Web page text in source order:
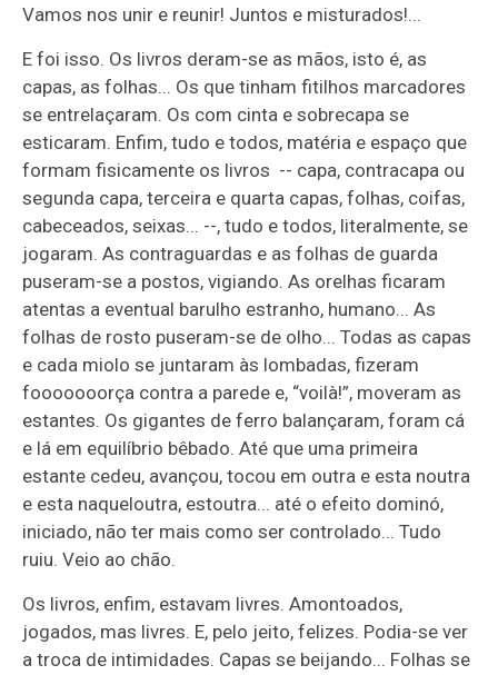
Vamos nos unir e reunir! Juntos e misturados!...
E foi isso. Os livros deram-se as mãos, isto é, as
capas, as folhas... Os que tinham fitilhos marcadores
se entrelaçaram. Os com cinta e sobrecapa se
esticaram. Enfim, tudo e todos, matéria e espaço que
formam fisicamente os livros -- capa, contracapa ou
segunda capa, terceira e quarta capas, folhas, coifas,
cabeceados, seixas... --, tudo e todos, literalmente, se
jogaram. As contraguardas e as folhas de guarda
puseram-se a postos, vigiando. As orelhas ficaram
atentas a eventual barulho estranho, humano... As
folhas de rosto puseram-se de olho... Todas as capas
e cada miolo se juntaram às lombadas, fizeram
fooooooorça contra a parede e, “voilà!”, moveram as
estantes. Os gigantes de ferro balançaram, foram cá
e lá em equilíbrio bêbado. Até que uma primeira
estante cedeu, avançou, tocou em outra e esta noutra
e esta naqueloutra, estoutra... até o efeito dominó,
iniciado, não ter mais como ser controlado... Tudo
ruiu. Veio ao chão.
Os livros, enfim, estavam livres. Amontoados,
jogados, mas livres. E, pelo jeito, felizes. Podia-se ver
a troca de intimidades. Capas se beijando... Folhas se